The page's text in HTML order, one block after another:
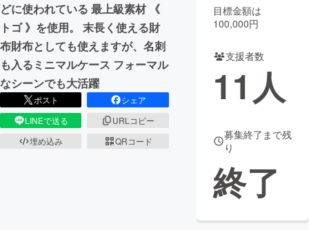
CAMPFIREふるさと納税machi-ya コミュニティ
どに使われている 最上級素材 《
トゴ 》を使用。 末長く使える財
布財布としても使えますが、名刺
も入るミニマルケース フォーマル
なシーンでも大活躍
ポスト
シェア
LINEで送る
URLコピー
埋め込み
QRコード
目標金額は
100,000円
支援者数
11 人
募集終了まで残
り
終了